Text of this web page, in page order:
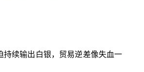
续输出白银，贸易逆差像失血一